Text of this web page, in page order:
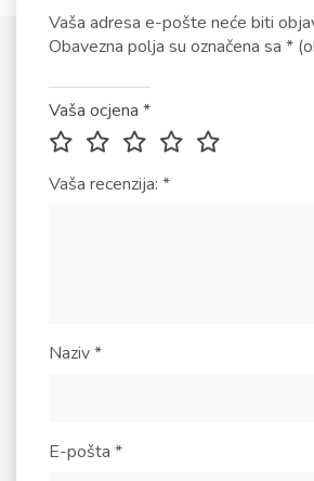
Vaša adresa e-pošte neće biti
Obavezna polja su označena sa *
Vaša ocjena *
Vaša recenzija: *
Naziv*
E-pošta *